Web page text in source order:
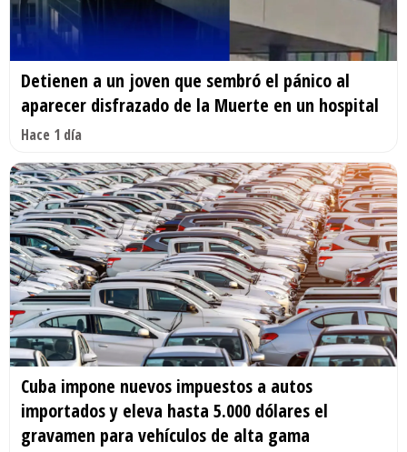
Detienen a un joven que sembró el pánico al
aparecer disfrazado de la Muerte en un hospital
Hace 1 día
Cuba impone nuevos impuestos a autos
importados y eleva hasta 5.000 dólares el
gravamen para vehículos de alta gama